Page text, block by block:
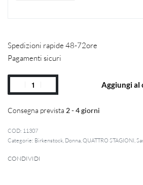
Spedizioni rapide 48-72ore
Pagamenti sicuri
Aggiungi al
Consegna prevista 2 - 4 giorni
11307
Categorie: Birkenstock, Donna,QUATTRO STAGIONI,
CONDIVIDI